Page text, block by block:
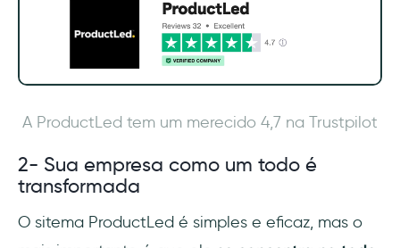
A ProductLed tem um merecido 4,7 na Trustpilot
2- Sua empresa como um todo é
transformada
O sitema ProductLed é simples e eficaz, mas o